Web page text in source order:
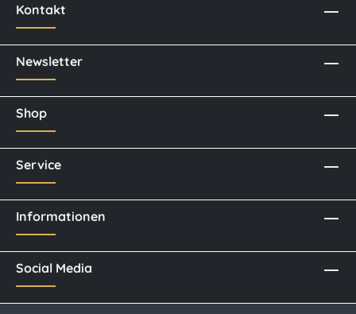
Kontakt
Newsletter
Social Media
Shop
Service
Informationen